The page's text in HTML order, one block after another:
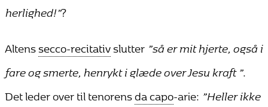
herlighed!”?
Altenssecco-recitativslutter ”så er mit hjerte, også i
fare og smerte, henrykt i glæde over Jesu kraft ”.
Det leder over til tenorensda capo-arie: ”Heller ikke